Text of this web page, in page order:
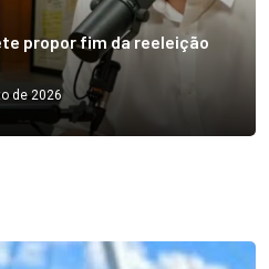
propor fim da reeleição
de 2026